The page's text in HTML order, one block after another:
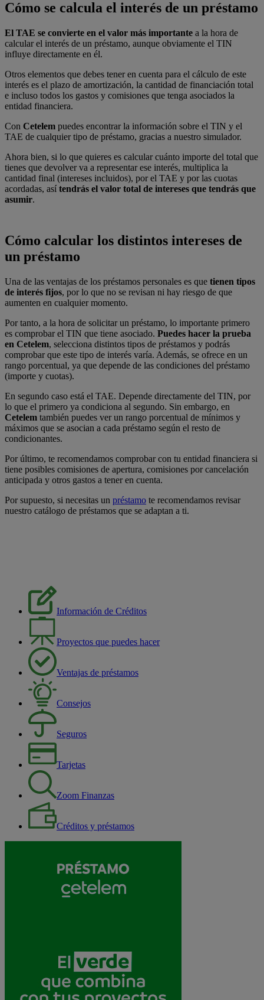
Cómo se calcula el interés de un préstamo
El TAE se convierte en el valor más importante a la hora de
calcular el interés de un préstamo, aunque obviamente el TIN
influye directamente en él.
Otros elementos que debes tener en cuenta para el cálculo de este
interés es el plazo de amortización, la cantidad de financiación total
e incluso todos los gastos y comisiones que tenga asociados la
entidad financiera.
Con Cetelem puedes encontrar la información sobre el TIN y el
TAE de cualquier tipo de préstamo, gracias a nuestro simulador.
Ahora bien, si lo que quieres es calcular cuánto importe del total que
tienes que devolver va a representar ese interés, multiplica la
cantidad final (intereses incluidos), por el TAE y por las cuotas
acordadas, así tendrás el valor total de intereses que tendrás que
asumir.
Cómo calcular los distintos intereses de
un préstamo
Una de las ventajas de los préstamos personales es que tienen tipos
de interés fijos, por lo que no se revisan ni hay riesgo de que
aumenten en cualquier momento.
Por tanto, a la hora de solicitar un préstamo, lo importante primero
es comprobar el TIN que tiene asociado. Puedes hacer la prueba
en Cetelem, selecciona distintos tipos de préstamos y podrás
comprobar que este tipo de interés varía. Además, se ofrece en un
rango porcentual, ya que depende de las condiciones del préstamo
(importe y cuotas).
En segundo caso está el TAE. Depende directamente del TIN, por
lo que el primero ya condiciona al segundo. Sin embargo, en
Cetelem también puedes ver un rango porcentual de mínimos y
máximos que se asocian a cada préstamo según el resto de
condicionantes.
Por último, te recomendamos comprobar con tu entidad financiera si
tiene posibles comisiones de apertura, comisiones por cancelación
anticipada y otros gastos a tener en cuenta.
Por supuesto, si necesitas un préstamo te recomendamos revisar
nuestro catálogo de préstamos que se adaptan a ti.
Información de Créditos
Proyectos que puedes hacer
Ventajas de préstamos
Consejos
Seguros
Tarjetas
Zoom Finanzas
Créditos y préstamos